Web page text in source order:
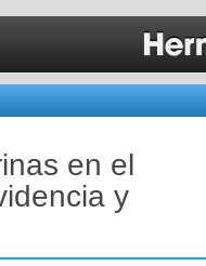
en el
y